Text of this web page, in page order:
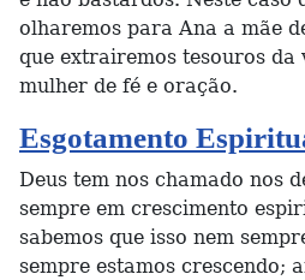
olharemos para Ana a mãe
que extrairemos tesouros da
mulher de fé e oração.
Esgotamento
Deus tem nos chamado nos
sempre em crescimento
sabemos que isso nem
sempre estamos crescendo;